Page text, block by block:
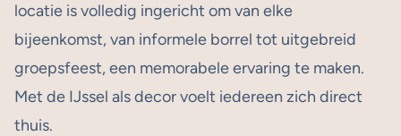
locatie is volledig ingericht om van elke
bijeenkomst, van informele borrel tot uitgebreid
groepsfeest, een memorabele ervaring te maken.
Met de IJssel als decor voelt iedereen zich direct
thuis.